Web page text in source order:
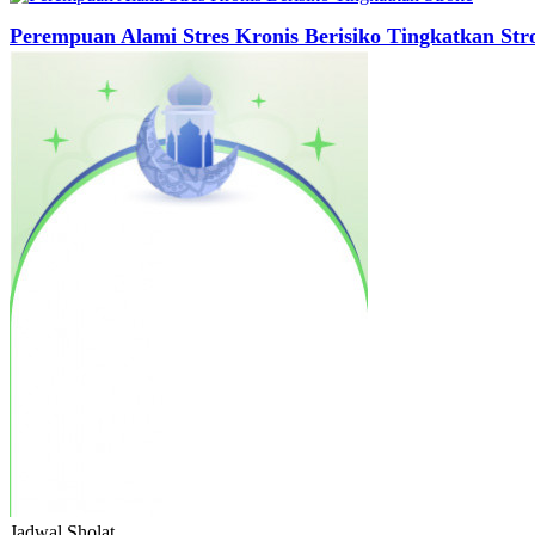
Perempuan Alami Stres Kronis Berisiko Tingkatkan